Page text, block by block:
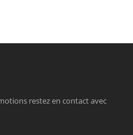
restez en contact avec